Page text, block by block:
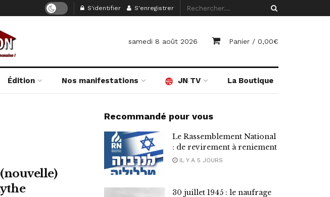
S'identifier S'enregistrer
samedi 8 août 2026 Panier / 0,00€
Édition Nos manifestations JN TV La Boutique
Recommandé pour vous
Le Rassemblement National
: de revirement à reniement
IL Y A 5 JOURS
30 juillet 1945 : le naufrage